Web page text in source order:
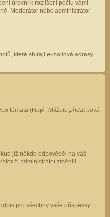
úrovní k rozlišení počtu vámi
Moderátor nebo administrátor
které sbírají e-mailové adresy.
tématu (Např. Můžete přidat nová
již někdo odpověděl na váš
či administrátor změnili
pro všechny vaše příspěvky